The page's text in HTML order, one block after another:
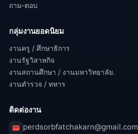
ถาม-ตอบ
กลุ่มงานยอดนิยม
งานครู / ศึกษาธิการ
งานรัฐวิสาหกิจ
งานสถานศึกษา / งานมหาวิทยาลัย.
งานตำรวจ / ทหาร
ติดต่องาน
perdsorbfatchakarn@gmail.com